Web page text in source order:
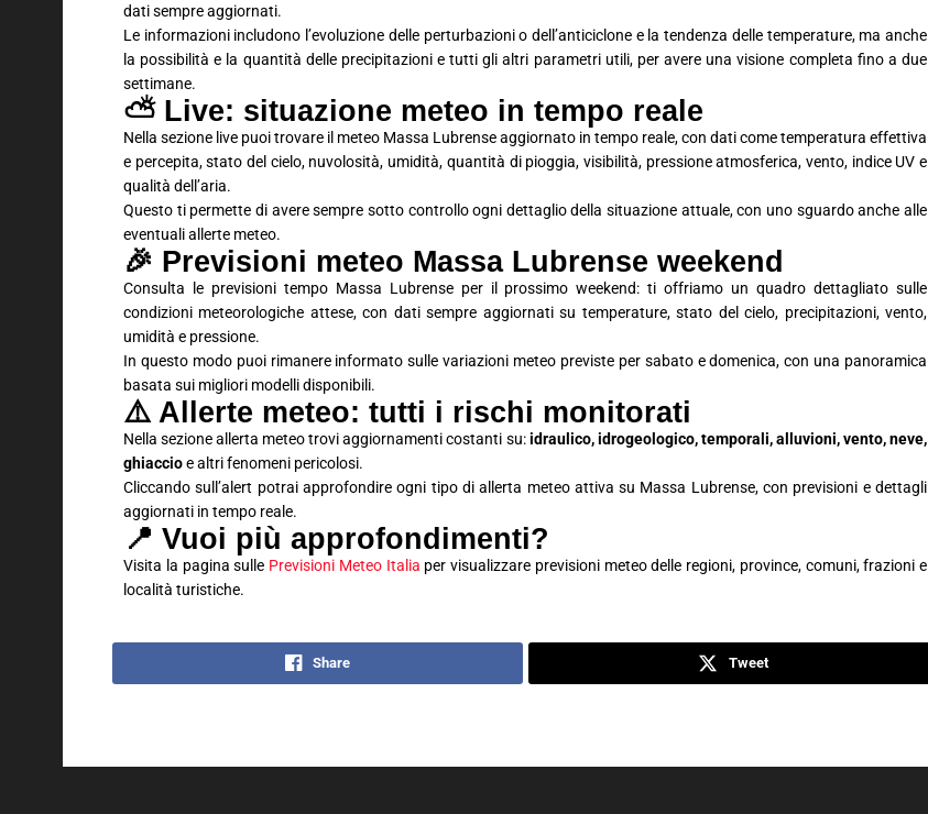
dati sempre aggiornati.
Le informazioni includono l’evoluzione delle perturbazioni o dell’anticiclone e la tendenza delle temperature, ma anche
la possibilità e la quantità delle precipitazioni e tutti gli altri parametri utili, per avere una visione completa fino a due
settimane.
⛅ Live: situazione meteo in tempo reale
Nella sezione live puoi trovare il meteo Massa Lubrense aggiornato in tempo reale, con dati come temperatura effettiva
e percepita, stato del cielo, nuvolosità, umidità, quantità di pioggia, visibilità, pressione atmosferica, vento, indice UV e
qualità dell’aria.
Questo ti permette di avere sempre sotto controllo ogni dettaglio della situazione attuale, con uno sguardo anche alle
eventuali allerte meteo.
🎉 Previsioni meteo Massa Lubrense weekend
Consulta le previsioni tempo Massa Lubrense per il prossimo weekend: ti offriamo un quadro dettagliato sulle
condizioni meteorologiche attese, con dati sempre aggiornati su temperature, stato del cielo, precipitazioni, vento,
umidità e pressione.
In questo modo puoi rimanere informato sulle variazioni meteo previste per sabato e domenica, con una panoramica
basata sui migliori modelli disponibili.
⚠️ Allerte meteo: tutti i rischi monitorati
Nella sezione allerta meteo trovi aggiornamenti costanti su:idraulico, idrogeologico, temporali, alluvioni, vento, neve,
ghiaccioe altri fenomeni pericolosi.
Cliccando sull’alert potrai approfondire ogni tipo di allerta meteo attiva su Massa Lubrense, con previsioni e dettagli
aggiornati in tempo reale.
📍 Vuoi più approfondimenti?
Visita la pagina sulle Previsioni Meteo Italia per visualizzare previsioni meteo delle regioni, province, comuni, frazioni e
località turistiche.
Share Tweet